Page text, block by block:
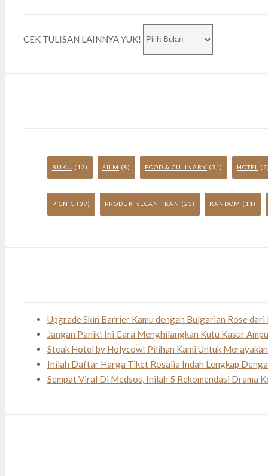
CEK TULISAN LAINNYA YUK!
BUKU (12) FILM (8) FOOD & CULINARY (31) HOTEL
PICNIC (37) PRODUK KECANTIKAN (23) RANDOM (11)
Upgrade Skin Barrier Kamu dengan Bulgarian Rose
Jangan Panik! Ini Cara Menghilangkan Kutu Kasur
Steak Hotel by Holycow! Pilihan Kami Untuk
Inilah Daftar Harga Tiket Rosalia Indah Lengkap
Sempat Viral Di Medsos, Inilah 5 Rekomendasi Drama